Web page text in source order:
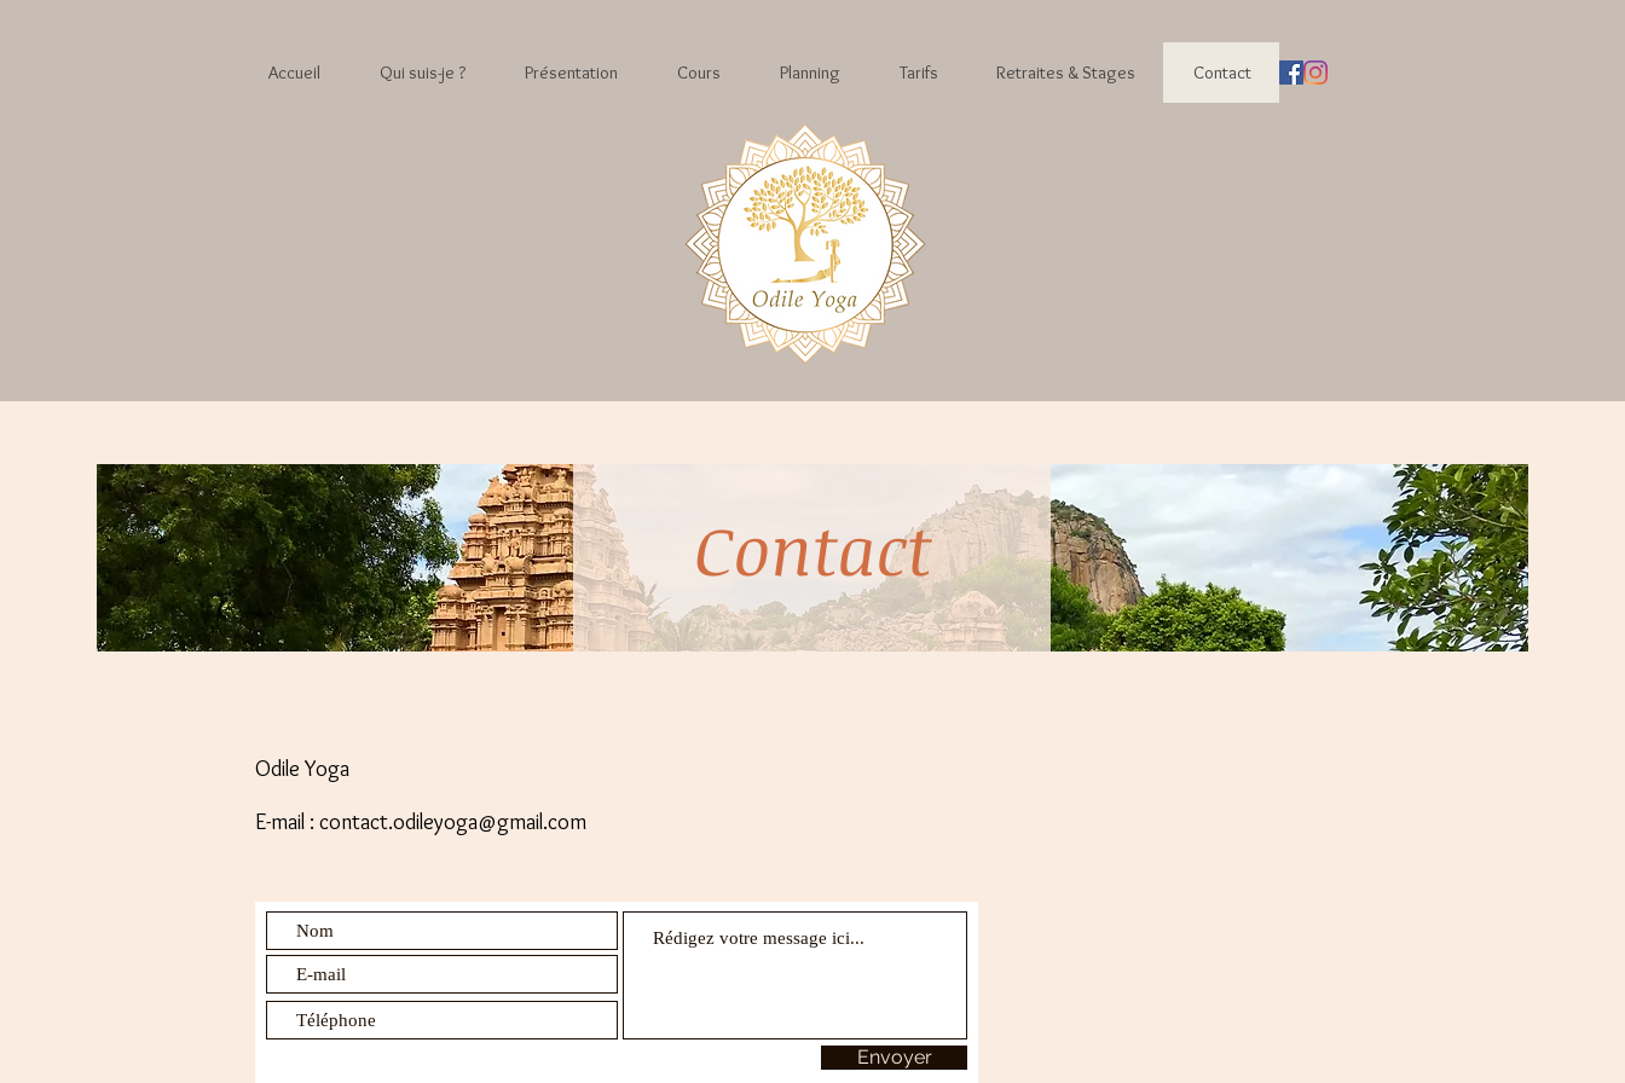
Accueil Qui suis-je ? Présentation Cours Planning Tarifs Retraites & Stages Contact
Contact
Odile Yoga
E-mail : contact.odileyoga@gmail.com
Envoyer